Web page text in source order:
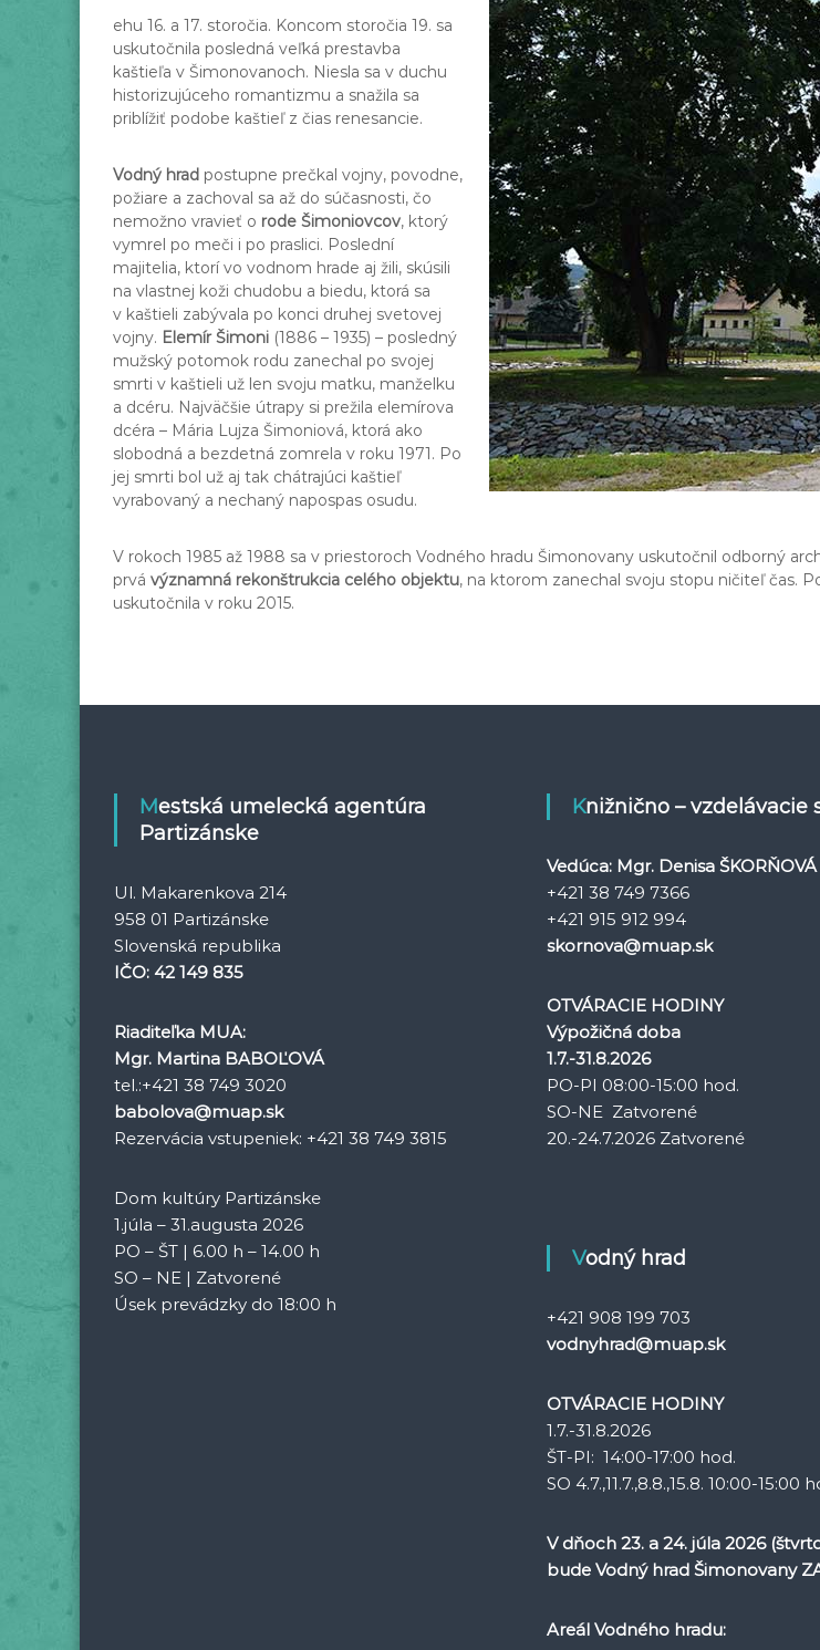
z
á
n
s
k
ehu 16. a 17. storočia. Koncom storočia 19. sa
uskutočnila posledná veľká prestavba
kaštieľa v Šimonovanoch. Niesla sa v duchu
historizujúceho romantizmu a snažila sa
priblížiť podobe kaštieľ z čias renesancie.
Vodný hrad postupne prečkal vojny, povodne,
požiare a zachoval sa až do súčasnosti, čo
nemožno vravieť o rode Šimoniovcov, ktorý
vymrel po meči i po praslici. Poslední
majitelia, ktorí vo vodnom hrade aj žili, skúsili
na vlastnej koži chudobu a biedu, ktorá sa
v kaštieli zabývala po konci druhej svetovej
vojny. Elemír Šimoni (1886 – 1935) – posledný
mužský potomok rodu zanechal po svojej
smrti v kaštieli už len svoju matku, manželku
a dcéru. Najväčšie útrapy si prežila elemírova
dcéra – Mária Lujza Šimoniová, ktorá ako
slobodná a bezdetná zomrela v roku 1971. Po
jej smrti bol už aj tak chátrajúci kaštieľ
vyrabovaný a nechaný napospas osudu.
V rokoch 1985 až 1988 sa v priestoroch Vodného hradu Šimonovany uskutočnil odborný
prvá významná rekonštrukcia celého objektu, na ktorom zanechal svoju stopu ničiteľ čas.
uskutočnila v roku 2015.
Mestská umelecká agentúra
Partizánske
Ul. Makarenkova 214
958 01 Partizánske
Slovenská republika
IČO: 42 149 835
Riaditeľka MUA:
Mgr. Martina BABOĽOVÁ
tel.:+421 38 749 3020
babolova@muap.sk
Rezervácia vstupeniek: +421 38 749 3815
Dom kultúry Partizánske
1.júla – 31.augusta 2026
PO – ŠT | 6.00 h – 14.00 h
SO – NE | Zatvorené
Úsek prevádzky do 18:00 h
Knižnično – vzdelávacie
Vedúca: Mgr. Denisa ŠKORŇOVÁ
+421 38 749 7366
+421 915 912 994
skornova@muap.sk
OTVÁRACIE HODINY
Výpožičná doba
1.7.-31.8.2026
PO-PI 08:00-15:00 hod.
SO-NE Zatvorené
20.-24.7.2026 Zatvorené
Vodný hrad
+421 908 199 703
vodnyhrad@muap.sk
OTVÁRACIE HODINY
1.7.-31.8.2026
ŠT-PI: 14:00-17:00 hod.
SO 4.7.,11.7.,8.8.,15.8. 10:00-15:00
V dňoch 23. a 24. júla 2026
bude Vodný hrad Šimonovany
Areál Vodného hradu: